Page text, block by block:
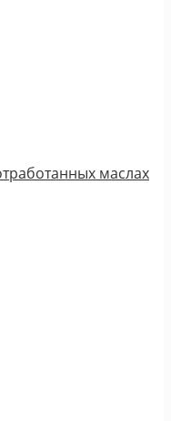
маслах